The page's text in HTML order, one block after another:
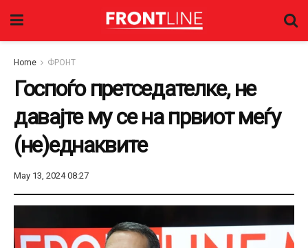
Home ФРОНТ
Госпоѓо претседателке, не
давајте му се на првиот меѓу
(не)еднаквите
May 13, 2024 08:27